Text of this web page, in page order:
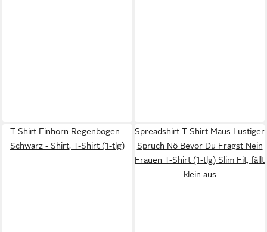
T-Shirt Einhorn Regenbogen -
Schwarz - Shirt, T-Shirt (1-tlg)
Spreadshirt T-Shirt Maus Lustiger
Spruch Nö Bevor Du Fragst Nein
Frauen T-Shirt (1-tlg) Slim Fit, fällt
klein aus